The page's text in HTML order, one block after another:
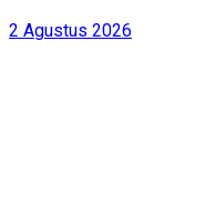
2 Agustus 2026